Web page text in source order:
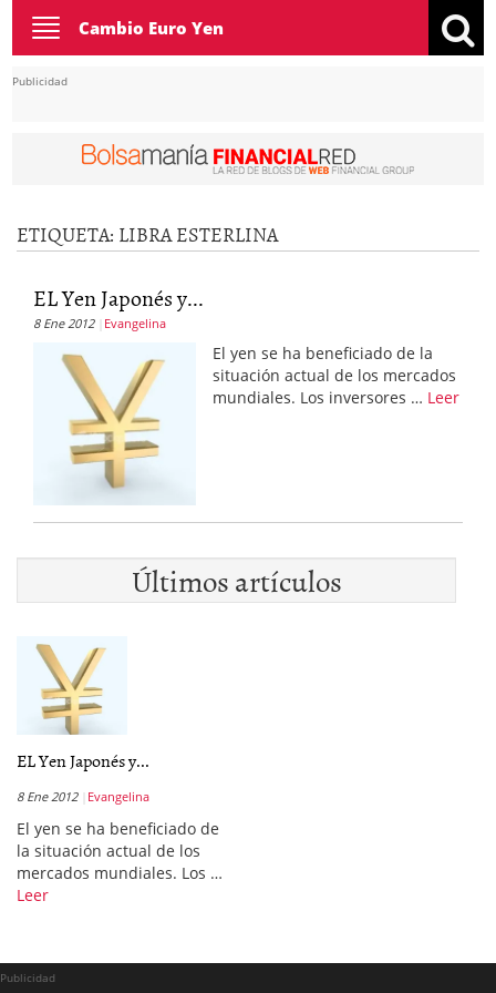
Toggle
navigation
Cambio Euro Yen
Publicidad
ETIQUETA: LIBRA ESTERLINA
EL Yen Japonés y...
8 Ene 2012 Evangelina
El yen se ha beneficiado de la
situación actual de los mercados
mundiales. Los inversores … Leer
Últimos artículos
EL Yen Japonés y...
8 Ene 2012 Evangelina
El yen se ha beneficiado de
la situación actual de los
mercados mundiales. Los …
Leer
Publicidad